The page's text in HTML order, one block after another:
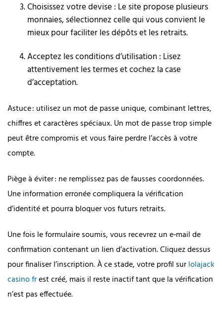
Choisissez votre devise : Le site propose plusieurs
monnaies, sélectionnez celle qui vous convient le
mieux pour faciliter les dépôts et les retraits.
Acceptez les conditions d’utilisation : Lisez
attentivement les termes et cochez la case
d’acceptation.
Astuce : utilisez un mot de passe unique, combinant lettres,
chiffres et caractères spéciaux. Un mot de passe trop simple
peut être compromis et vous faire perdre l’accès à votre
compte.
Piège à éviter : ne remplissez pas de fausses coordonnées.
Une information erronée compliquera la vérification
d’identité et pourra bloquer vos futurs retraits.
Une fois le formulaire soumis, vous recevrez un e‑mail de
confirmation contenant un lien d’activation. Cliquez dessus
pour finaliser l’inscription. À ce stade, votre profil surlolajack
casino frest créé, mais il reste inactif tant que la vérification
n’est pas effectuée.